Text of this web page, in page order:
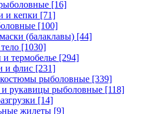
[16]
и кепки [71]
[100]
(балаклавы) [44]
[1030]
термобелье [294]
и флис [231]
рыболовные [339]
и рукавицы рыболовные [118]
[14]
жилеты [9]